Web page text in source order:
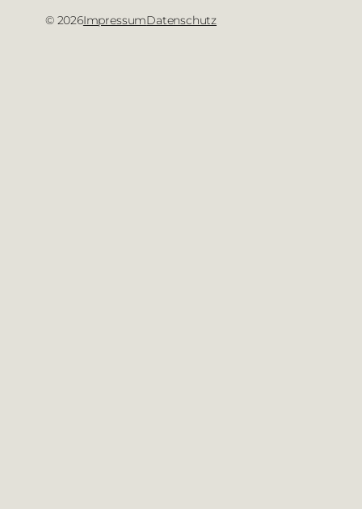
©2026ImpressumDatenschutz